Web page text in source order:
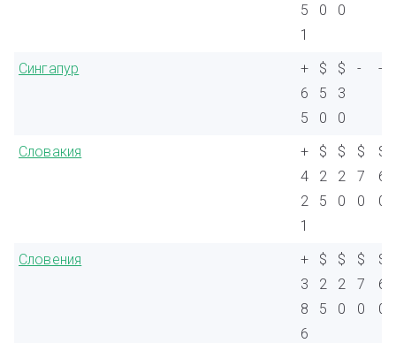
5
1
0
0
Сингапур
+
6
5
$
5
0
$
3
0
- -
Словакия
+
4
2
1
$
2
5
$
2
0
$
7
0
$
6
0
Словения
+
3
8
6
$
2
5
$
2
0
$
7
0
$
6
0